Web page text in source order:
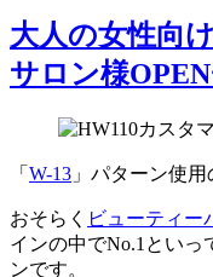
大人の女性向
サロン様
「 W-13 」パターン使
おそらく ビューティー
インの中でNo.1といっ
ンです。